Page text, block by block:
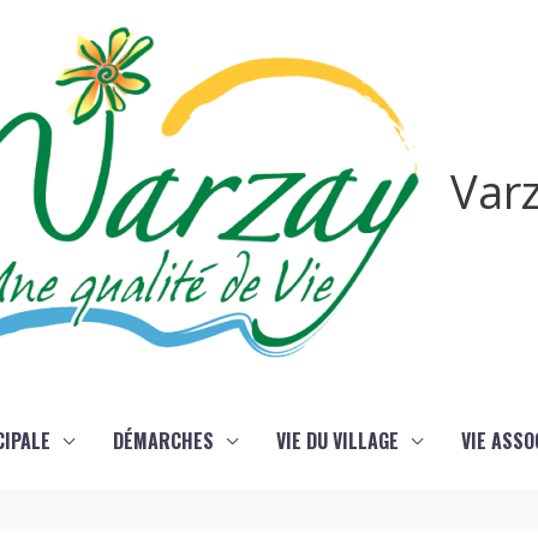
DÉMARCHES VIE DU VILLAGE VIE